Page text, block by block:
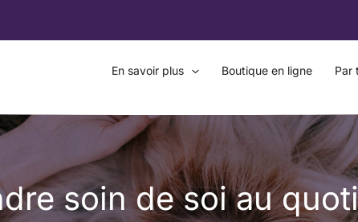
En savoir plus Boutique en ligne Par
soin de soi au